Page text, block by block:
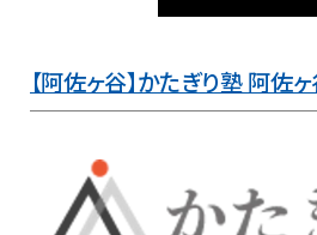
【阿佐ヶ谷】かたぎり塾 阿佐